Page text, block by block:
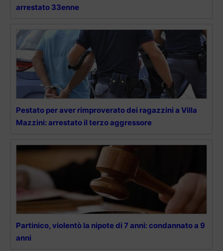
arrestato 33enne
Pestato per aver rimproverato dei ragazzini a Villa
Mazzini: arrestato il terzo aggressore
Partinico, violentò la nipote di 7 anni: condannato a 9
anni